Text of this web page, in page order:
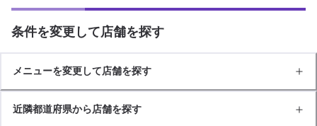
条件を変更して店舗を探す
メニューを変更して店舗を探す
近隣都道府県から店舗を探す